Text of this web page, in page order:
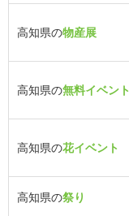
高知県の物産展
高知県の無料イベント
高知県の花イベント
高知県の祭り